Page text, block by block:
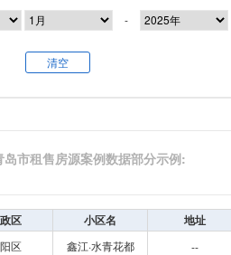
-
清空
市租售房源案例数据部分示例:
区 小区名 地址
区 鑫江·水青花都
--